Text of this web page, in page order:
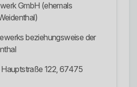
GmbH (ehemals
beziehungsweise der
122, 67475